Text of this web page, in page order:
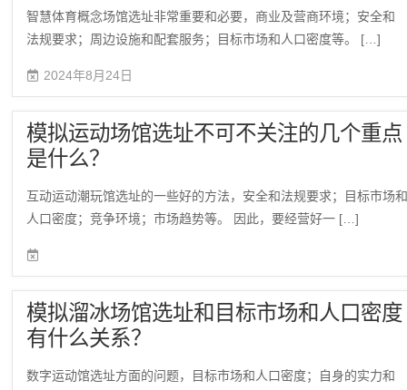
智慧体育概念场馆选址非常重要和必要，商业及营商环境；安全和
法规要求；周边设施和配套服务；目标市场和人口密度等。 […]
2024年8月24日
模拟运动场馆选址不可不关注的几个重点
是什么？
互动运动潮玩馆选址的一些好的方法，安全和法规要求；目标市场
人口密度；竞争环境；市场趋势等。 因此，要经营好一 […]
模拟溜冰场馆选址和目标市场和人口密度
有什么关系？
数字运动馆选址方面的问题，目标市场和人口密度；自身的实力和